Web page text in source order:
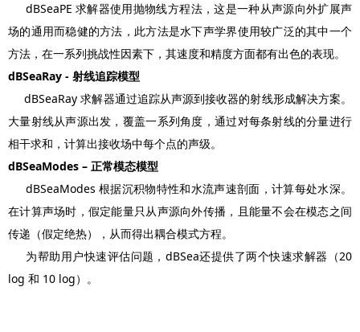
dBSeaPE 求解器使用抛物线方程法，这是一种从声源向外扩展声
场的通用而稳健的方法，此方法是水下声学界使用较广泛的其中一个
方法，在一系列挑战性因素下，其速度和精度方面都有出色的表现。
dBSeaRay - 射线追踪模型
dBSeaRay 求解器通过追踪从声源到接收器的射线形成解决方案。
大量射线从声源出发，覆盖一系列角度，通过对每条射线的分量进行
相干求和，计算出接收场中每个点的声级。
dBSeaModes – 正常模态模型
dBSeaModes 根据沉积物特性和水流声速剖面，计算每处水深。
在计算声场时，假定能量只从声源向外传播，且能量不会在模态之间
传递（假定绝热），从而得出耦合模式方程。
为帮助用户快速评估问题，dBSea还提供了两个快速求解器（20
log 和 10 log）。